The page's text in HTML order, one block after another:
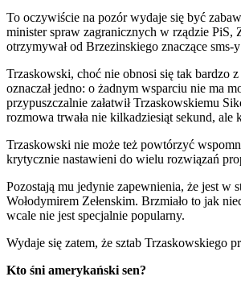
To oczywiście na pozór wydaje się być
minister spraw zagranicznych w rządzie PiS,
otrzymywał od Brzezinskiego znaczące
Trzaskowski, choć nie obnosi się tak bardzo
oznaczał jedno: o żadnym wsparciu nie ma
przypuszczalnie załatwił Trzaskowskiemu
rozmowa trwała nie kilkadziesiąt sekund,
Trzaskowski nie może też powtórzyć
krytycznie nastawieni do wielu rozwiązań
Pozostają mu jedynie zapewnienia, że jest
Wołodymirem Zełenskim. Brzmiało to jak
wcale nie jest specjalnie popularny.
Wydaje się zatem, że sztab Trzaskowskiego
Kto śni amerykański sen?